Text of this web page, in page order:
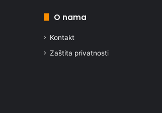
O nama
Kontakt
Zaštita privatnosti